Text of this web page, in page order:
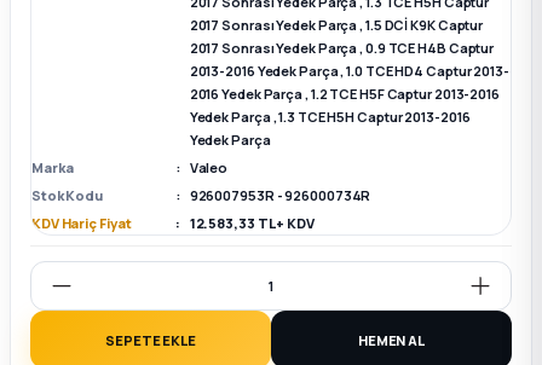
Parça
Sedan
2017 Sonrası Yedek Parça,1.5 DCİ K9K Captur
2017 Sonrası Yedek Parça,0.9 TCE H4B Captur
2013-2016 Yedek Parça,1.0 TCE HD4 Captur 2013-
2016 Yedek Parça,1.2 TCE H5F Captur 2013-2016
Yedek Parça,1.3 TCE H5H Captur 2013-2016
Yedek Parça
Marka
Valeo
Stok Kodu
926007953R - 926000734R
KDV Hariç Fiyat
12.583,33 TL + KDV
SEPETE EKLE HEMEN AL